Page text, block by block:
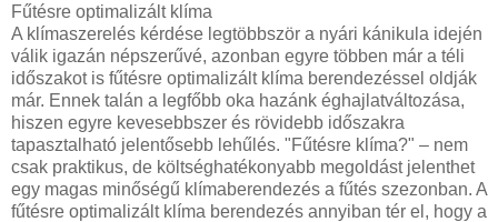
Fűtésre optimalizált klíma
A klímaszerelés kérdése legtöbbször a nyári kánikula idején
válik igazán népszerűvé, azonban egyre többen már a téli
időszakot is fűtésre optimalizált klíma berendezéssel oldják
már. Ennek talán a legfőbb oka hazánk éghajlatváltozása,
hiszen egyre kevesebbszer és rövidebb időszakra
tapasztalható jelentősebb lehűlés. "Fűtésre klíma?" – nem
csak praktikus, de költséghatékonyabb megoldást jelenthet
egy magas minőségű klímaberendezés a fűtés szezonban. A
fűtésre optimalizált klíma berendezés annyiban tér el, hogy a